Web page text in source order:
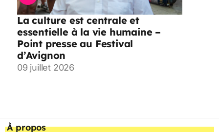
La culture est centrale et
essentielle à la vie humaine –
Point presse au Festival
d’Avignon
09 juillet 2026
À propos